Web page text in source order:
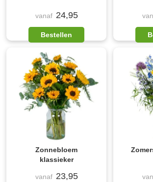
vanaf 24,95
Bestellen
Zonnebloem
klassieker
vanaf 23,95